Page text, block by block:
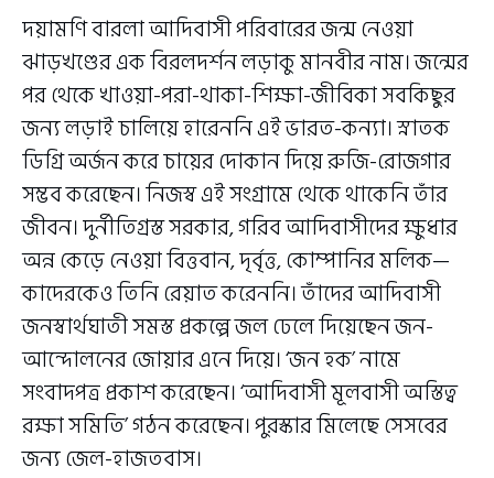
দয়ামণি বারলা আদিবাসী পরিবারের জন্ম নেওয়া
ঝাড়খণ্ডের এক বিরলদর্শন লড়াকু মানবীর নাম। জন্মের
পর থেকে খাওয়া-পরা-থাকা-শিক্ষা-জীবিকা সবকিছুর
জন্য লড়াই চালিয়ে হারেননি এই ভারত-কন্যা। স্নাতক
ডিগ্রি অর্জন করে চায়ের দোকান দিয়ে রুজি-রোজগার
সম্ভব করেছেন। নিজস্ব এই সংগ্রামে থেকে থাকেনি তাঁর
জীবন। দুর্নীতিগ্রস্ত সরকার, গরিব আদিবাসীদের ক্ষুধার
অন্ন কেড়ে নেওয়া বিত্তবান, দৃর্বৃত্ত, কোম্পানির মলিক—
কাদেরকেও তিনি রেয়াত করেননি। তাঁদের আদিবাসী
জনস্বার্থঘাতী সমস্ত প্রকল্পে জল ঢেলে দিয়েছেন জন-
আন্দোলনের জোয়ার এনে দিয়ে। ‘জন হক’ নামে
সংবাদপত্র প্রকাশ করেছেন। ‘আদিবাসী মূলবাসী অস্তিত্ব
রক্ষা সমিতি’ গঠন করেছেন। পুরস্কার মিলেছে সেসবের
জন্য জেল-হাজতবাস।